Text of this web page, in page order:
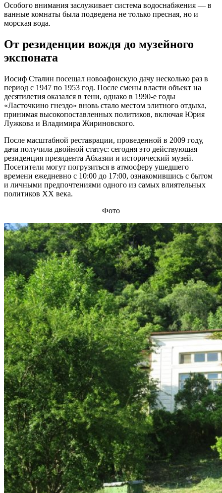
Особого внимания заслуживает система водоснабжения — в
ванные комнаты была подведена не только пресная, но и
морская вода.
От резиденции вождя до музейного
экспоната
Иосиф Сталин посещал новоафонскую дачу несколько раз в
период с 1947 по 1953 год. После смены власти объект на
десятилетия оказался в тени, однако в 1990-е годы
«Ласточкино гнездо» вновь стало местом элитного отдыха,
принимая высокопоставленных политиков, включая Юрия
Лужкова и Владимира Жириновского.
После масштабной реставрации, проведенной в 2009 году,
дача получила двойной статус: сегодня это действующая
резиденция президента Абхазии и исторический музей.
Посетители могут погрузиться в атмосферу ушедшего
времени ежедневно с 10:00 до 17:00, ознакомившись с бытом
и личными предпочтениями одного из самых влиятельных
политиков XX века.
Фото